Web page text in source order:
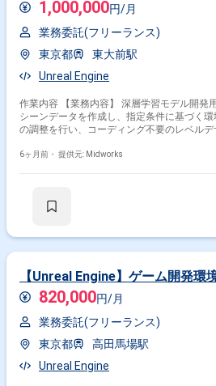
1,000,000円/月
業務委託(フリーランス)
東京都
東大前駅
Unreal Engine
作業内容 【業務内容】 深層学習モデル開発用にUnreal Engineを用いて3D
シーンデータを作成し、指定条件に基づく
の調整を行い、コーディング不要のレベルデ
指定条件に沿った環境、照明、オブジェクト配置の調整 ・
6ヶ月前・ 提供元: Midworks
【Unreal Engine】ゲーム開発環
820,000円/月
業務委託(フリーランス)
東京都
高田馬場駅
Unreal Engine
その他の条件で検索する
Substance Painter
Python